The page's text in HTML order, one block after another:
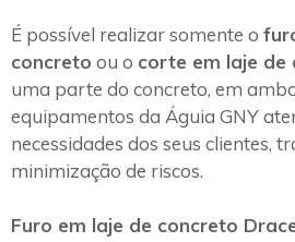
É possível realizar somente o
concreto ou o corte em laje de
uma parte do concreto, em
equipamentos da Águia GNY
necessidades dos seus clientes,
minimização de riscos.
Furo em laje de concreto